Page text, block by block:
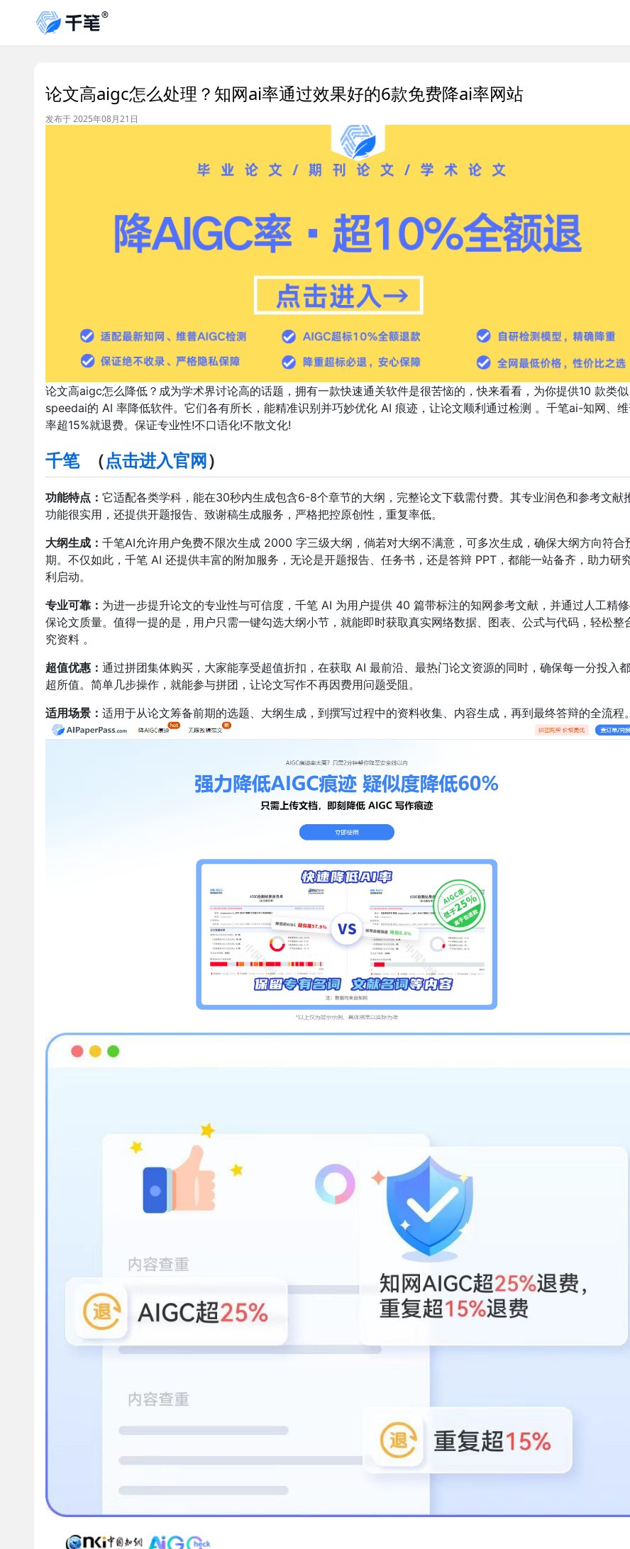
论文高aigc怎么处理？知网ai率通过效果好的6款免费降ai率网站
发布于 2025年08月21日
论文高aigc怎么降低？成为学术界讨论高的话题，拥有一款快速通关软件是很苦恼的，快来看看，为你提供10 款类似
speedai的 AI 率降低软件。它们各有所长，能精准识别并巧妙优化 AI 痕迹，让论文顺利通过检测 。千笔ai-知网、
率超15%就退费。保证专业性!不口语化!不散文化!
千笔（点击进入官网 ）
功能特点： 它适配各类学科，能在30秒内生成包含6-8个章节的大纲，完整论文下载需付费。其专业润色和参考文献
功能很实用，还提供开题报告、致谢稿生成服务，严格把控原创性，重复率低。​
大纲生成： 千笔AI允许用户免费不限次生成 2000 字三级大纲，倘若对大纲不满意，可多次生成，确保大纲方向符合
期。不仅如此，千笔 AI 还提供丰富的附加服务，无论是开题报告、任务书，还是答辩 PPT，都能一站备齐，助力研
利启动。​
专业可靠： 为进一步提升论文的专业性与可信度，千笔 AI 为用户提供 40 篇带标注的知网参考文献，并通过人工精
保论文质量。值得一提的是，用户只需一键勾选大纲小节，就能即时获取真实网络数据、图表、公式与代码，轻松整
究资料 。​
超值优惠： 通过拼团集体购买，大家能享受超值折扣，在获取 AI 最前沿、最热门论文资源的同时，确保每一分投入
超所值。简单几步操作，就能参与拼团，让论文写作不再因费用问题受阻。
适用场景： 适用于从论文筹备前期的选题、大纲生成，到撰写过程中的资料收集、内容生成，再到最终答辩的全流程。